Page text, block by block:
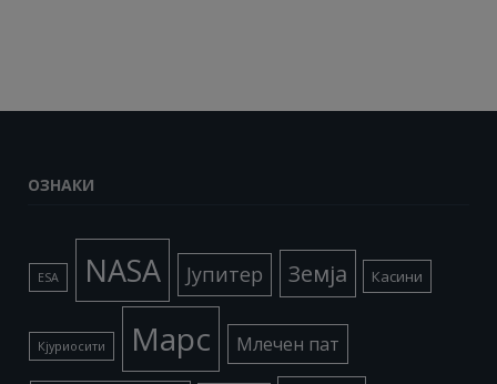
ОЗНАКИ
ESA NASA Јупитер Земја Касини
Кјуриосити Марс Млечен пат